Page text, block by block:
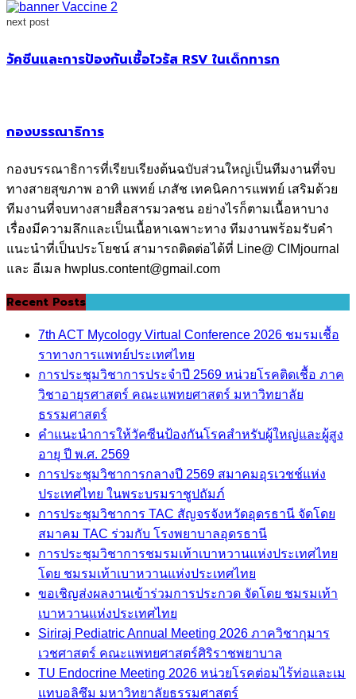
next post
วัคซีนและการป้องกันเชื้อไวรัส RSV ในเด็กทารก
กองบรรณาธิการ
กองบรรณาธิการที่เรียบเรียงต้นฉบับส่วนใหญ่เป็นทีมงานที่จบ
ทางสายสุขภาพ อาทิ แพทย์ เภสัช เทคนิคการแพทย์ เสริมด้วย
ทีมงานที่จบทางสายสื่อสารมวลชน อย่างไรก็ตามเนื้อหาบาง
เรื่องมีความลึกและเป็นเนื้อหาเฉพาะทาง ทีมงานพร้อมรับคำ
แนะนำที่เป็นประโยชน์ สามารถติดต่อได้ที่ Line@ CIMjournal
และ อีเมล hwplus.content@gmail.com
Recent Posts
7th ACT Mycology Virtual Conference 2026 ชมรมเชื้อ
ราทางการแพทย์ประเทศไทย
การประชุมวิชาการประจำปี 2569 หน่วยโรคติดเชื้อ ภาค
วิชาอายุรศาสตร์ คณะแพทยศาสตร์ มหาวิทยาลัย
ธรรมศาสตร์
คำแนะนำการให้วัคซีนป้องกันโรคสำหรับผู้ใหญ่และผู้สูง
อายุ ปี พ.ศ. 2569
การประชุมวิชาการกลางปี 2569 สมาคมอุรเวชช์แห่ง
ประเทศไทย ในพระบรมราชูปถัมภ์
การประชุมวิชาการ TAC สัญจรจังหวัดอุดรธานี จัดโดย
สมาคม TAC ร่วมกับ โรงพยาบาลอุดรธานี
การประชุมวิชาการชมรมเท้าเบาหวานแห่งประเทศไทย
โดย ชมรมเท้าเบาหวานแห่งประเทศไทย
ขอเชิญส่งผลงานเข้าร่วมการประกวด จัดโดย ชมรมเท้า
เบาหวานแห่งประเทศไทย
Siriraj Pediatric Annual Meeting 2026 ภาควิชากุมาร
เวชศาสตร์ คณะแพทยศาสตร์ศิริราชพยาบาล
TU Endocrine Meeting 2026 หน่วยโรคต่อมไร้ท่อและเม
แทบอลิซึม มหาวิทยาลัยธรรมศาสตร์